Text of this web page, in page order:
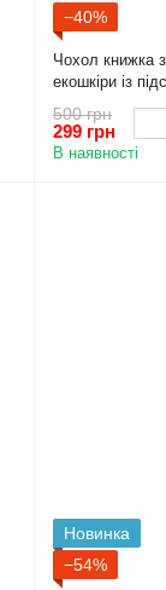
−40%
Чохол книжка
екошкіри із
500 грн
299 грн
В наявності
Новинка
−54%